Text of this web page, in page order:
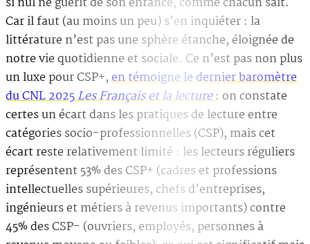
Car il faut (au moins un peu) s’en inquiéter : la
littérature n’est pas une sphère étanche, éloignée de
notre vie quotidienne et sociale. Ce n’est pas non plus
un luxe pour CSP+,en témoigne le dernier baromètre
du CNL 2025Les Français et la lecture : on constate
certes un écart dans les pratiques de lecture entre
catégories socio-professionnelles (CSP), mais cet
écart reste relativement limité : les lecteurs réguliers
représentent 53% des CSP+ (cadres et professions
intellectuelles supérieures, chefs d’entreprises,
ingénieurs et métiers à revenus importants) contre
45% des CSP- (ouvriers, employés, personnes à